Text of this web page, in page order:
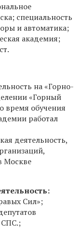
специальность
и автоматика;
академия;
на «Горно-
«Горный
время обучения
работал
деятельность,
Москве
Сил»;
СПС.;